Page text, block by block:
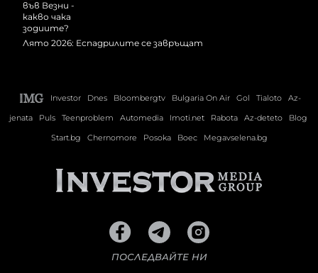
Лято 2026: Еспадрилите се завръщат
Investor Dnes Bloombergtv Bulgaria On Air Gol Tialoto
Az-
jenata
Puls Teenproblem Automedia Imoti.net Rabota Az-deteto
Blog
Start.bg
Chernomore Posoka Boec Megavselena.bg
ПОСЛЕДВАЙТЕ НИ